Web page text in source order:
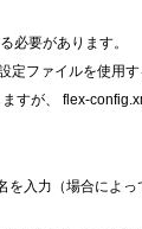
必要があります。
ファイルを使用
すが、 flex-
入力（場合に